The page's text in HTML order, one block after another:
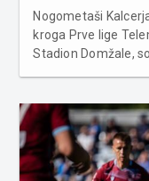
Nogometaši
kroga Prve lige
Stadion Domžale,
Pridgar, Anželj (...